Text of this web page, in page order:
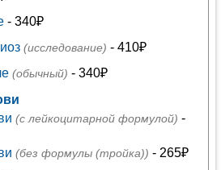
- 340₽
(исследование) - 410₽
(обычный) - 340₽
(с лейкоцитарной формулой) -
(без формулы (тройка)) - 265₽